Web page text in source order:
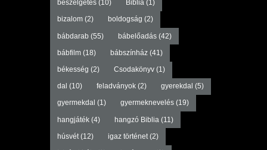
beszélgetés(10) Biblia(1)
bizalom(2) boldogság (2)
bábdarab (55) bábelőadás(42)
bábfilm(18) bábszínház(41)
békesség (2) Csodakönyv(1)
dal (10) feladványok(2) gyerekdal (5)
gyermekdal (1) gyermeknevelés(19)
hangjáték(4) hangzó Biblia (11)
húsvét(12) igaz történet(2)